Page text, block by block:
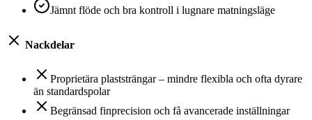
Jämnt flöde och bra kontroll i lugnare matningsläge
Nackdelar
Proprietära plaststrängar – mindre flexibla och ofta dyrare
än standardspolar
Begränsad finprecision och få avancerade inställningar